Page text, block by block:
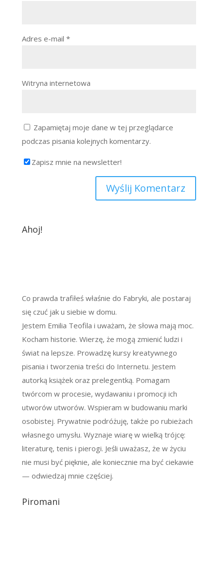
Adres e-mail *
Witryna internetowa
Zapamiętaj moje dane w tej przeglądarce
podczas pisania kolejnych komentarzy.
Zapisz mnie na newsletter!
Ahoj!
Co prawda trafiłeś właśnie do Fabryki, ale postaraj
się czuć jak u siebie w domu.
Jestem Emilia Teofila i uważam, że słowa mają moc.
Kocham historie. Wierzę, że mogą zmienić ludzi i
świat na lepsze. Prowadzę kursy kreatywnego
pisania i tworzenia treści do Internetu. Jestem
autorką książek oraz prelegentką. Pomagam
twórcom w procesie, wydawaniu i promocji ich
utworów utworów. Wspieram w budowaniu marki
osobistej. Prywatnie podróżuję, także po rubieżach
własnego umysłu. Wyznaje wiarę w wielką trójcę:
literaturę, tenis i pierogi. Jeśli uważasz, że w życiu
nie musi być pięknie, ale koniecznie ma być ciekawie
— odwiedzaj mnie częściej.
Piromani